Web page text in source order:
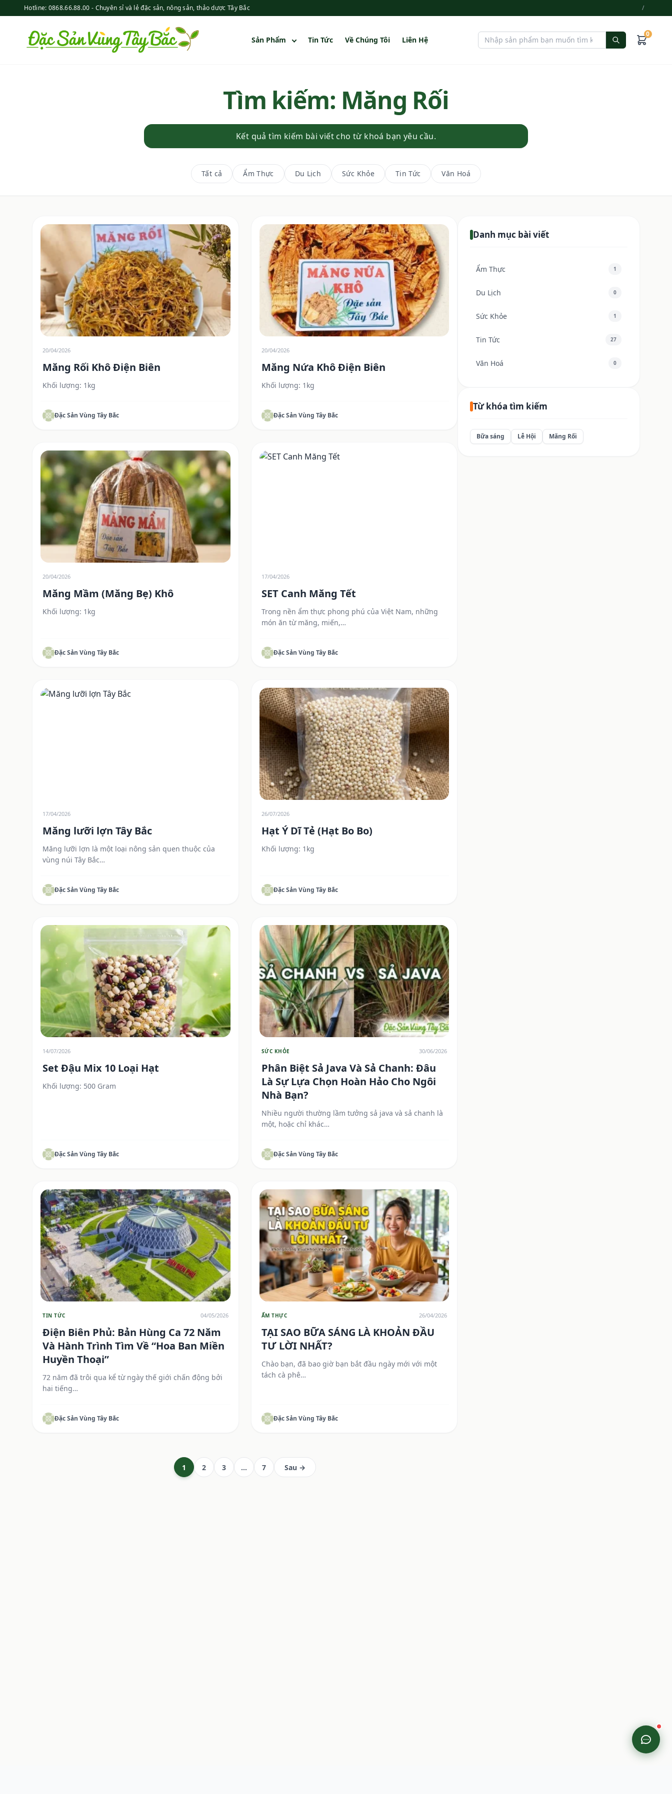
Hotline: 0868.66.88.00 - Chuyên sỉ và lẻ đặc sản, nông sản, thảo dược Tây Bắc /
Sản Phẩm Tin Tức Về Chúng Tôi Liên Hệ
0
Tìm kiếm: Măng Rối
Kết quả tìm kiếm bài viết cho từ khoá bạn yêu cầu.
Tất cả Ẩm Thực Du Lịch Sức Khỏe Tin Tức Văn Hoá
20/04/2026
Măng Rối Khô Điện Biên
Khối lượng: 1kg
Đặc Sản Vùng Tây Bắc
20/04/2026
Măng Nứa Khô Điện Biên
Khối lượng: 1kg
Đặc Sản Vùng Tây Bắc
20/04/2026
Măng Mầm (Măng Bẹ) Khô
Khối lượng: 1kg
Đặc Sản Vùng Tây Bắc
17/04/2026
SET Canh Măng Tết
Trong nền ẩm thực phong phú của Việt Nam, những
món ăn từ măng, miến,…
Đặc Sản Vùng Tây Bắc
17/04/2026
Măng lưỡi lợn Tây Bắc
Măng lưỡi lợn là một loại nông sản quen thuộc của
vùng núi Tây Bắc…
Đặc Sản Vùng Tây Bắc
26/07/2026
Hạt Ý Dĩ Tẻ (Hạt Bo Bo)
Khối lượng: 1kg
Đặc Sản Vùng Tây Bắc
14/07/2026
Set Đậu Mix 10 Loại Hạt
Khối lượng: 500 Gram
Đặc Sản Vùng Tây Bắc
SỨC KHỎE 30/06/2026
Phân Biệt Sả Java Và Sả Chanh: Đâu
Là Sự Lựa Chọn Hoàn Hảo Cho Ngôi
Nhà Bạn?
Nhiều người thường lầm tưởng sả java và sả chanh là
một, hoặc chỉ khác…
Đặc Sản Vùng Tây Bắc
TIN TỨC 04/05/2026
Điện Biên Phủ: Bản Hùng Ca 72 Năm
Và Hành Trình Tìm Về “Hoa Ban Miền
Huyền Thoại”
72 năm đã trôi qua kể từ ngày thế giới chấn động bởi
hai tiếng…
Đặc Sản Vùng Tây Bắc
ẨM THỰC 26/04/2026
TẠI SAO BỮA SÁNG LÀ KHOẢN ĐẦU
TƯ LỜI NHẤT?
Chào bạn, đã bao giờ bạn bắt đầu ngày mới với một
tách cà phê…
Đặc Sản Vùng Tây Bắc
1 2 3 … 7 Sau →
Danh mục bài viết
Ẩm Thực 1
Du Lịch 0
Sức Khỏe 1
Tin Tức 27
Văn Hoá 0
Từ khóa tìm kiếm
Bữa sáng Lễ Hội Măng Rối